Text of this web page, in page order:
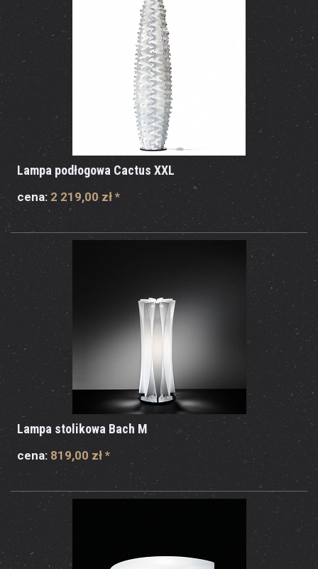
Lampa podłogowa Cactus XXL
cena: 2 219,00 zł *
Lampa stolikowa Bach M
cena: 819,00 zł *